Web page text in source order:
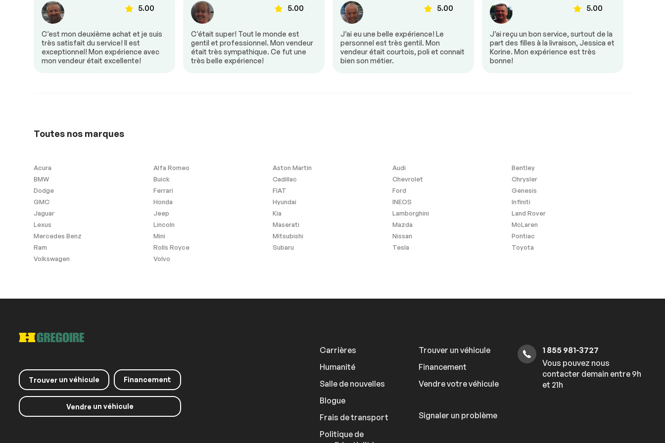
Valise à commande
électrique
Vitres à commande
électrique
Volant ajustable
Sécurité
Contrôle de Stabilité
Garantie Résiduelle du
5.00
C’est mon deuxième achat et je suis
très satisfait du service! Il est
exceptionnel! Mon expérience avec
mon vendeur était excellente!
5.00
C’était super! Tout le monde est
gentil et professionnel. Mon vendeur
était très sympathique. Ce fut une
très belle expérience!
5.00
J’ai eu une belle expérience! Le
personnel est très gentil. Mon
vendeur était courtois, poli et connait
bien son métier.
5.00
J’ai reçu un bon service, surtout de la
part des filles à la livraison, Jessica et
Korine. Mon expérience est très
bonne!
Toutes nos marques
Acura Alfa Romeo Aston Martin Audi
Bentley
BMW
Buick Cadillac Chevrolet
Chrysler
Dodge
Ferrari FIAT Ford
Genesis
GMC
Honda Hyundai INEOS
Infiniti
Jaguar
Jeep Kia Lamborghini
Land Rover
Lexus
Lincoln Maserati Mazda
McLaren
Mercedes Benz
Mini Mitsubishi Nissan
Pontiac
Ram
Rolls Royce Subaru Tesla
Toyota
Volkswagen
Volvo
Trouver un véhicule Financement
Vendre un véhicule
Carrières
Humanité
Salle de nouvelles
Blogue
Frais de transport
Politique de
Trouver un véhicule
Financement
Vendre votre véhicule
Signaler un problème
1 855 981-3727
Vous pouvez nous
contacter demain entre 9h
et 21h